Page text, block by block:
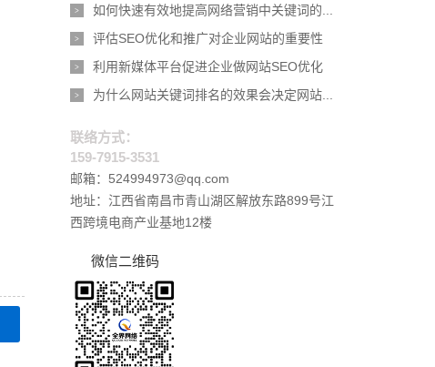
> 如何快速有效地提高网络营销中关键词的...
> 评估SEO优化和推广对企业网站的重要性
> 利用新媒体平台促进企业做网站SEO优化
> 为什么网站关键词排名的效果会决定网站...
联络方式：
159-7915-3531
邮箱：524994973@qq.com
地址：江西省南昌市青山湖区解放东路899号江
西跨境电商产业基地12楼
微信二维码